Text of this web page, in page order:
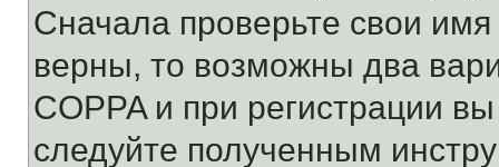
Сначала проверьте свои
верны, то возможны два
COPPA и при регистрации
следуйте полученным